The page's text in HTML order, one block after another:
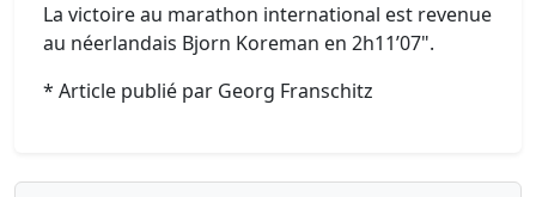
La victoire au marathon international est revenue
au néerlandais Bjorn Koreman en 2h11’07".
* Article publié par Georg Franschitz